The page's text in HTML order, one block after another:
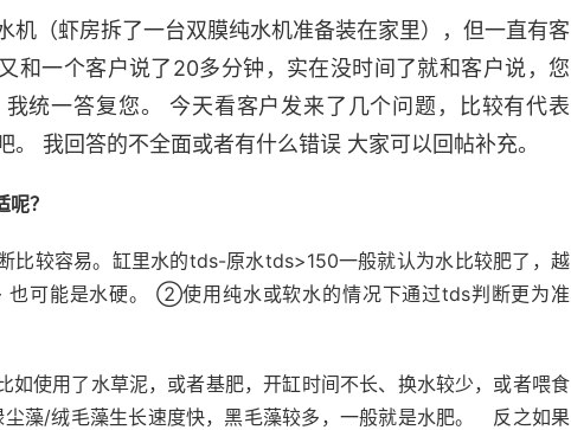
机（虾房拆了一台双膜纯水机准备装在家里），但一直有客
和一个客户说了20多分钟，实在没时间了就和客户说，您
统一答复您。 今天看客户发来了几个问题，比较有代表
我回答的不全面或者有什么错误 大家可以回帖补充。
？
比较容易。缸里水的tds-原水tds>150一般就认为水比较肥了，越
可能是水硬。 ②使用纯水或软水的情况下通过tds判断更为准
如使用了水草泥，或者基肥，开缸时间不长、换水较少，或者喂食
藻/绒毛藻生长速度快，黑毛藻较多，一般就是水肥。 反之如果